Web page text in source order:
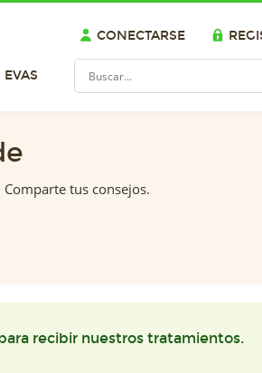
CONECTARSE
EVAS
tus consejos.
recibir nuestros tratamientos.